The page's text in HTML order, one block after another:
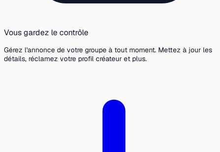
Vous gardez le contrôle
Gérez l'annonce de votre groupe à tout moment. Mettez à jour les
détails, réclamez votre profil créateur et plus.